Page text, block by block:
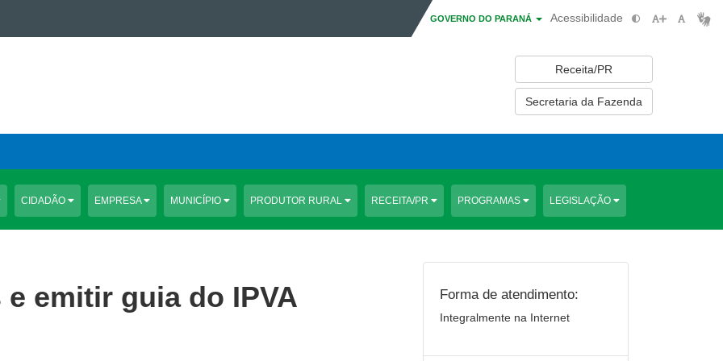
GOVERNO DO PARANÁ Acessibilidade
Receita/PR
Secretaria da Fazenda
CIDADÃO EMPRESA MUNICÍPIO PRODUTOR RURAL RECEITA/PR PROGRAMAS LEGISLAÇÃO
emitir guia do IPVA Forma de atendimento:
Integralmente na Internet